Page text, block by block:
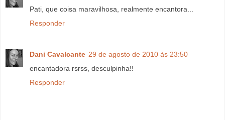
Pati, que coisa maravilhosa, realmente encantora...
Responder
Dani Cavalcante 29 de agosto de 2010 às 23:50
encantadora rsrss, desculpinha!!
Responder